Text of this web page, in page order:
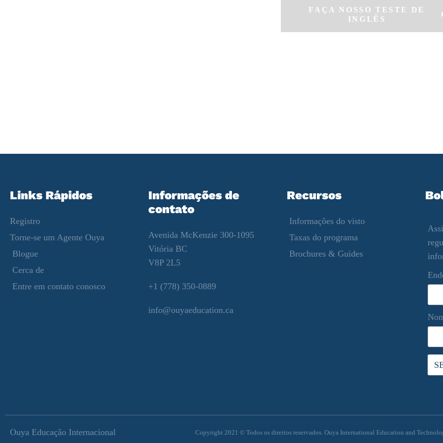
FAÇA NOSSO TESTE DE
INGLÊS
Links Rápidos
Registro
Torne-se um Agente Ouya
Blogue
Cerca de
Entre em contato conosco
Informações de
contato
Avenida McKenzie 300-1095
Vitória BC
V8P 2L5
+1 (778) 350-0889
info@ouyaeducation.ca
Recursos
Informações do visto
Taxas do programa
Brochures & Guides
Ouya Educação Internacional Copyright 2021 © Todos os direitos reservados. Ouya International Education and